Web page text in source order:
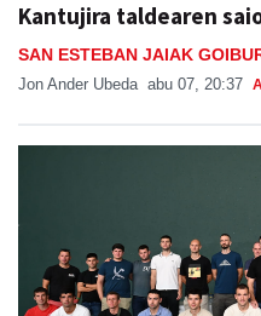
Kantujira taldearen
SAN ESTEBAN JAIAK
Jon Ander Ubeda abu 07, 20:37